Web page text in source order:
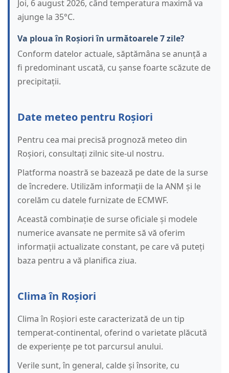
Joi, 6 august 2026, când temperatura maximă va
ajunge la 35°C.
Va ploua în Roșiori în următoarele 7 zile?
Conform datelor actuale, săptămâna se anunță a
fi predominant uscată, cu șanse foarte scăzute de
precipitații.
Date meteo pentru Roșiori
Pentru cea mai precisă prognoză meteo din
Roșiori, consultați zilnic site-ul nostru.
Platforma noastră se bazează pe date de la surse
de încredere. Utilizăm informații de la ANM și le
corelăm cu datele furnizate de ECMWF.
Această combinație de surse oficiale și modele
numerice avansate ne permite să vă oferim
informații actualizate constant, pe care vă puteți
baza pentru a vă planifica ziua.
Clima în Roșiori
Clima în Roșiori este caracterizată de un tip
temperat-continental, oferind o varietate plăcută
de experiențe pe tot parcursul anului.
Verile sunt, în general, calde și însorite, cu